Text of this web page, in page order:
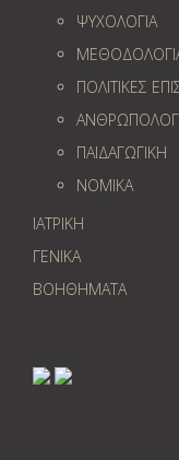
ΨΥΧΟΛΟΓΙΑ
ΠΟΛΙΤΙΚΕΣ
ΠΑΙΔΑΓΩΓΙΚΗ
ΝΟΜΙΚΑ
ΙΑΤΡΙΚΗ
ΓΕΝΙΚΑ
ΒΟΗΘΗΜΑΤΑ